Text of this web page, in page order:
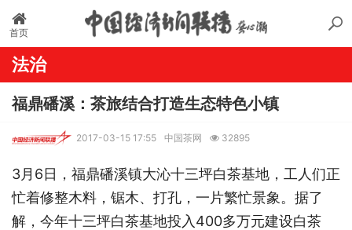
首页
法治
福鼎磻溪：茶旅结合打造生态特色小镇
2017-03-15 17:55 中国茶网 32895
3月6日，福鼎磻溪镇大沁十三坪白茶基地，工人们正
忙着修整木料，锯木、打孔，一片繁忙景象。据了
解，今年十三坪白茶基地投入400多万元建设白茶